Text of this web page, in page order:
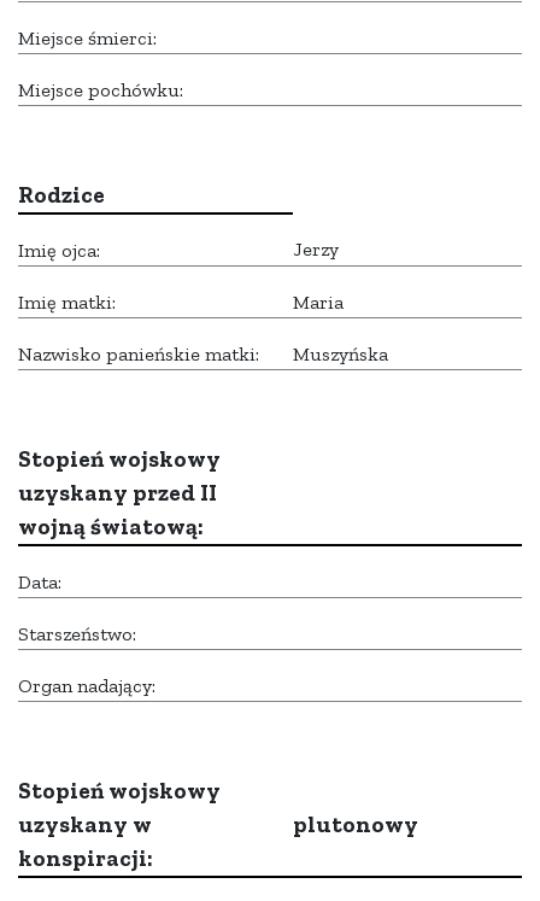
Miejsce śmierci:
Miejsce pochówku:
Rodzice
Imię ojca: Jerzy
Imię matki: Maria
Nazwisko panieńskie matki: Muszyńska
Stopień wojskowy
uzyskany przed II
wojną światową:
Data:
Starszeństwo:
Organ nadający:
Stopień wojskowy
uzyskany w
konspiracji:
plutonowy